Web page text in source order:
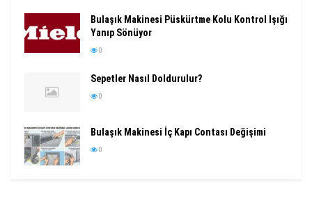
Bulaşık Makinesi Püskürtme Kolu Kontrol Işığı
Yanıp Sönüyor
0
Sepetler Nasıl Doldurulur?
0
Bulaşık Makinesi İç Kapı Contası Değişimi
0